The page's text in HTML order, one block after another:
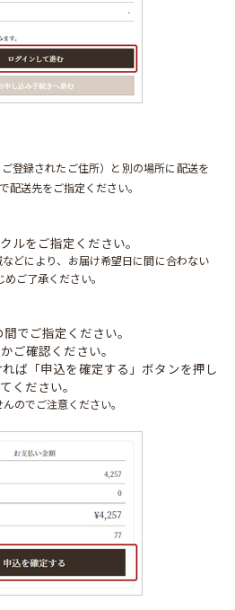
登録されたご住所）と別の場所に配送を
配送先をご指定ください。
ルをご指定ください。
どにより、お届け希望日に間に合わない
ご了承ください。
でご指定ください。
ご確認ください。
ば「申込を確定する」ボタンを押し
ください。
のでご注意ください。